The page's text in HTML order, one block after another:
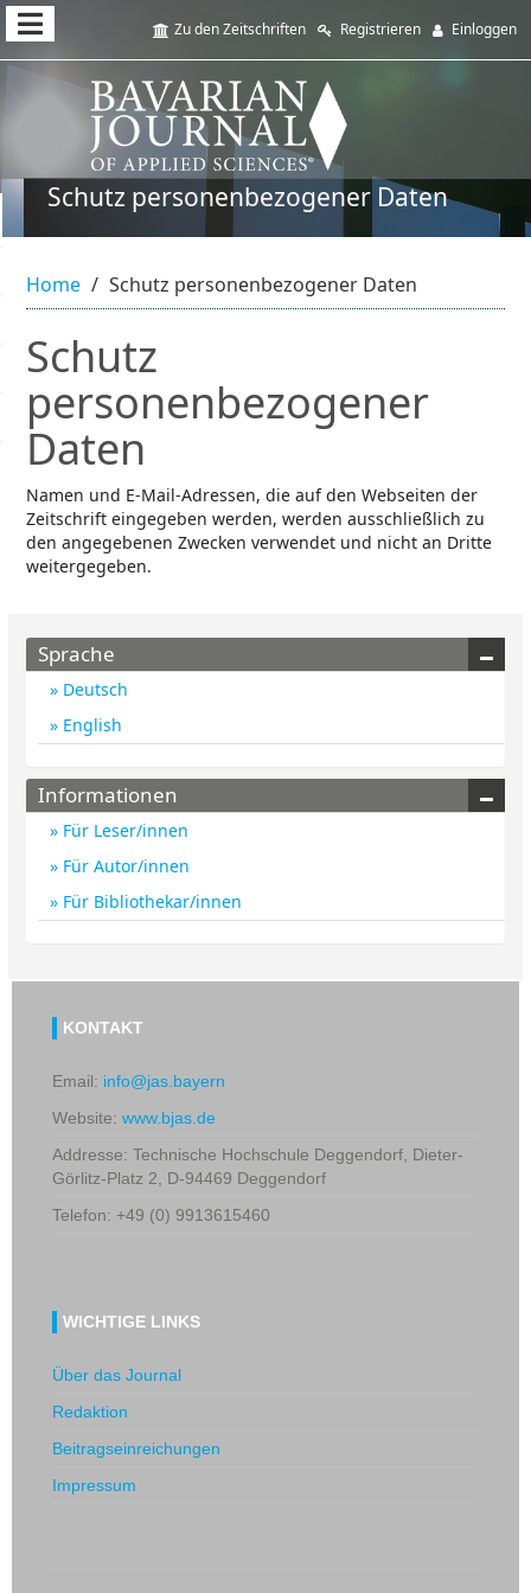
Schnell
zum
Seiteninhalt
springen
Hauptnavigation
Zu den Zeitschriften Registrieren Einloggen
Schutz personenbezogener Daten
Home Schutz personenbezogener Daten
Schutz
personenbezogener
Daten
Namen und E-Mail-Adressen, die auf den Webseiten der
Zeitschrift eingegeben werden, werden ausschließlich zu
den angegebenen Zwecken verwendet und nicht an Dritte
weitergegeben.
Sprache
Deutsch
English
Informationen
Für Leser/innen
Für Autor/innen
Für Bibliothekar/innen
KONTAKT
Email: info@jas.bayern
Website: www.bjas.de
Addresse: Technische Hochschule Deggendorf, Dieter-
Görlitz-Platz 2, D-94469 Deggendorf
Telefon: +49 (0) 9913615460
WICHTIGE LINKS
Über das Journal
Redaktion
Beitragseinreichungen
Impressum